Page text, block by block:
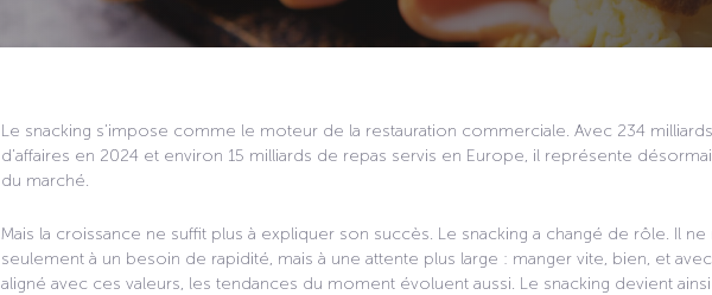
Le snacking s’impose comme le moteur de la restauration commerciale. Avec 234
d’affaires en 2024 et environ 15 milliards de repas servis en Europe, il représente
du marché.
Mais la croissance ne suffit plus à expliquer son succès. Le snacking a changé de rôle. Il
seulement à un besoin de rapidité, mais à une attente plus large : manger vite, bien, et
aligné avec ces valeurs, les tendances du moment évoluent aussi. Le snacking devient